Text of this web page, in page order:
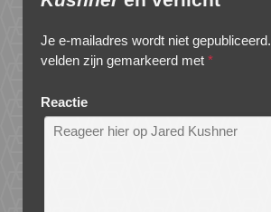
Je e-mailadres wordt niet gepubliceerd.
velden zijn gemarkeerd met *
Reactie